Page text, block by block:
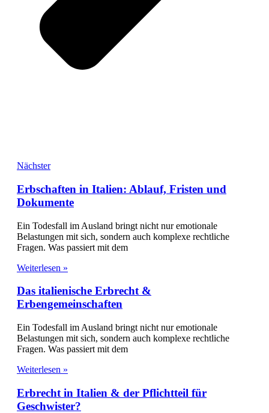
Nächster
Erbschaften in Italien: Ablauf, Fristen und
Dokumente
Ein Todesfall im Ausland bringt nicht nur emotionale
Belastungen mit sich, sondern auch komplexe rechtliche
Fragen. Was passiert mit dem
Weiterlesen »
Das italienische Erbrecht &
Erbengemeinschaften
Ein Todesfall im Ausland bringt nicht nur emotionale
Belastungen mit sich, sondern auch komplexe rechtliche
Fragen. Was passiert mit dem
Weiterlesen »
Erbrecht in Italien & der Pflichtteil für
Geschwister?